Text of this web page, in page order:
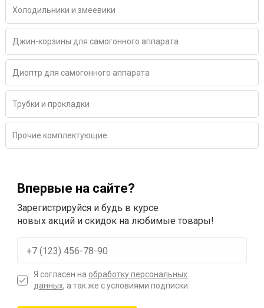
Холодильники и змеевики
Джин-корзины для самогонного аппарата
Диоптр для самогонного аппарата
Трубки и прокладки
Прочие комплектующие
Впервые на сайте?
Зарегистрируйся и будь в курсе
новых акций и скидок на любимые товары!
Я согласен на обработку персональных
данных, а так же с условиями подписки.